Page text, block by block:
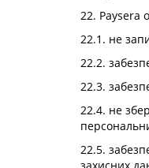
22. Paysera
22.1. не
22.2.
22.3.
22.4. не
22.5.